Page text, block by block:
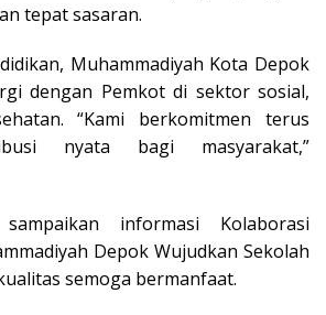
tepat sasaran.
Muhammadiyah Kota Depok
dengan Pemkot di sektor sosial,
“Kami berkomitmen terus
nyata bagi masyarakat,”
informasi Kolaborasi
Depok Wujudkan Sekolah
semoga bermanfaat.